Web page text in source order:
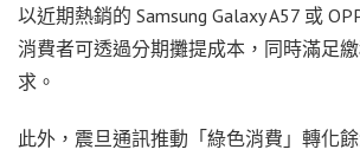
以近期熱銷的 Samsung Galaxy A57 或
消費者可透過分期攤提成本，同時滿足
求。
此外，震旦通訊推動「綠色消費」轉化